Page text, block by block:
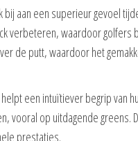
aan een superieur gevoel
verbeteren, waardoor golfers
de putt, waardoor het
een intuïtiever begrip van
vooral op uitdagende greens.
prestaties.